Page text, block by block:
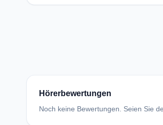
Hörerbewertungen
Noch keine Bewertungen. Seien Sie